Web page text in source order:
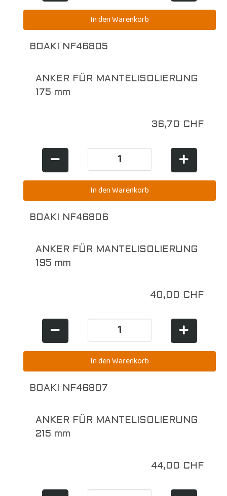
BOAKI NF46805
ANKER FÜR MANTELISOLIERUNG
175 mm
36,70 CHF
BOAKI NF46806
ANKER FÜR MANTELISOLIERUNG
195 mm
40,00 CHF
BOAKI NF46807
ANKER FÜR MANTELISOLIERUNG
215 mm
44,00 CHF